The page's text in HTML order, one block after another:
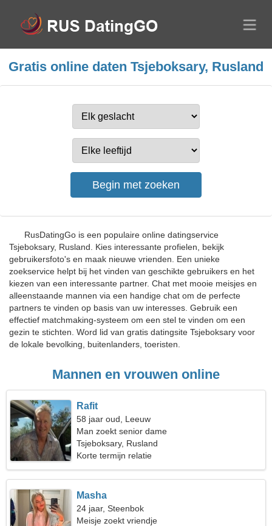
Gratis online daten Tsjeboksary, Rusland
RusDatingGo is een populaire online datingservice
Tsjeboksary, Rusland. Kies interessante profielen, bekijk
gebruikersfoto's en maak nieuwe vrienden. Een unieke
zoekservice helpt bij het vinden van geschikte gebruikers en het
kiezen van een interessante partner. Chat met mooie meisjes en
alleenstaande mannen via een handige chat om de perfecte
partners te vinden op basis van uw interesses. Gebruik een
effectief matchmaking-systeem om een stel te vinden om een
gezin te stichten. Word lid van gratis datingsite Tsjeboksary voor
de lokale bevolking, buitenlanders, toeristen.
Mannen en vrouwen online
Rafit
58 jaar oud, Leeuw
Man zoekt senior dame
Tsjeboksary, Rusland
Korte termijn relatie
Masha
24 jaar, Steenbok
Meisje zoekt vriendje